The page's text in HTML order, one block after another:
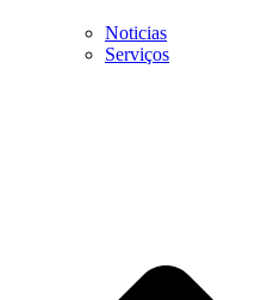
Noticias
Serviços